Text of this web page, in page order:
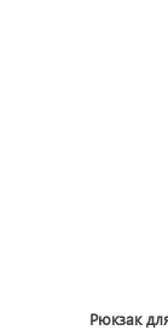
Рюкзак